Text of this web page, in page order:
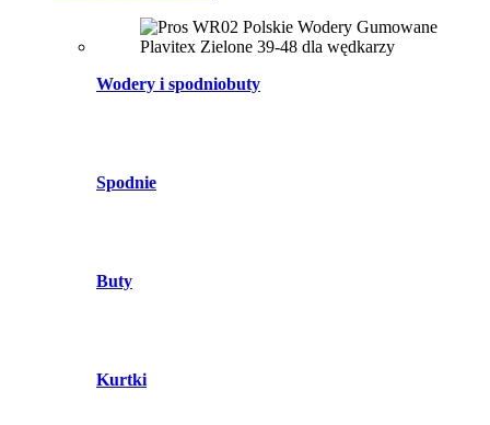
Wodery i spodniobuty
Spodnie
Buty
Kurtki